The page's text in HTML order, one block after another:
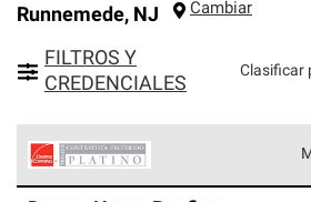
Runnemede, NJ Cambiar
FILTROS Y
CREDENCIALES
Clasificar